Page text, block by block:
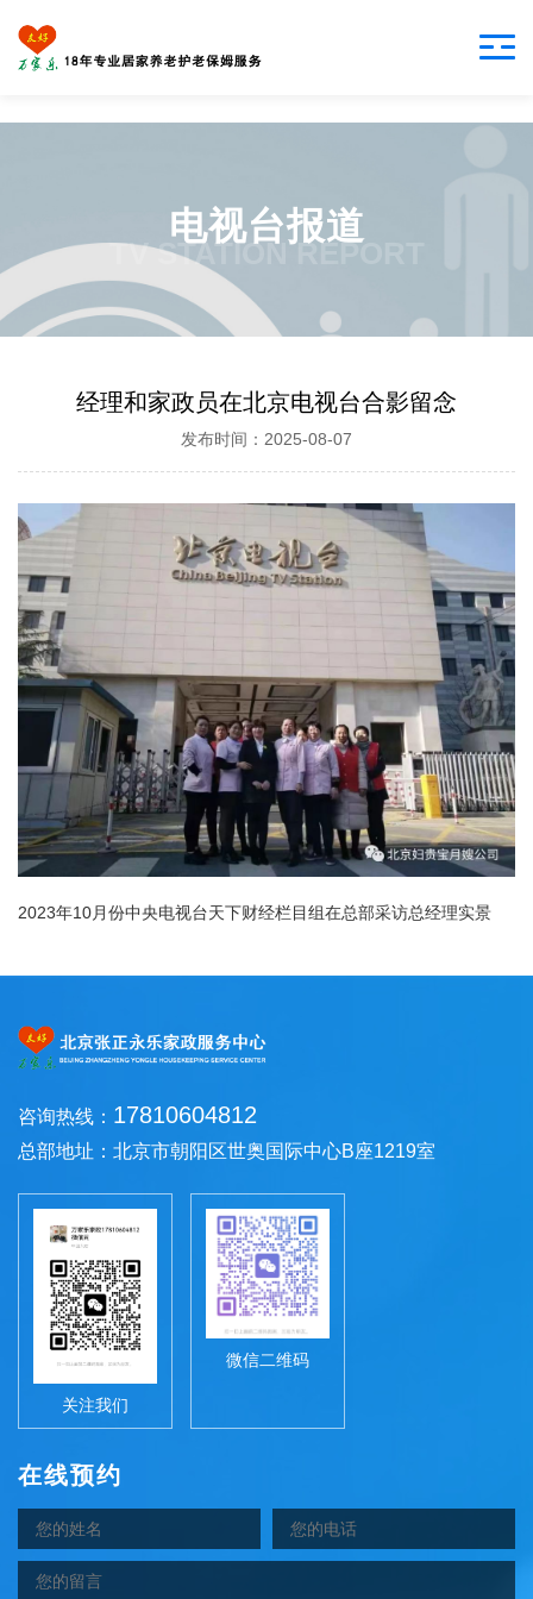
电视台报道
TV STATION REPORT
经理和家政员在北京电视台合影留念
发布时间：2025-08-07
2023年10月份中央电视台天下财经栏目组在总部采访总经理实景
咨询热线： 17810604812
总部地址：北京市朝阳区世奥国际中心B座1219室
关注我们
微信二维码
在线预约